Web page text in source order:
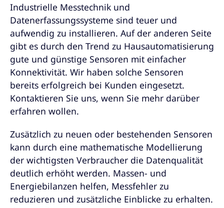
Industrielle Messtechnik und
Datenerfassungssysteme sind teuer und
aufwendig zu installieren. Auf der anderen Seite
gibt es durch den Trend zu Hausautomatisierung
gute und günstige Sensoren mit einfacher
Konnektivität. Wir haben solche Sensoren
bereits erfolgreich bei Kunden eingesetzt.
Kontaktieren Sie uns, wenn Sie mehr darüber
erfahren wollen.
Zusätzlich zu neuen oder bestehenden Sensoren
kann durch eine mathematische Modellierung
der wichtigsten Verbraucher die Datenqualität
deutlich erhöht werden. Massen- und
Energiebilanzen helfen, Messfehler zu
reduzieren und zusätzliche Einblicke zu erhalten.